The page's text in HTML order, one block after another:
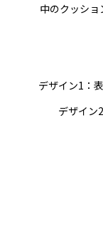
中のクッショ
デザイン1：
デザイン